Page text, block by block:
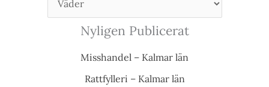
Nyligen Publicerat
Misshandel – Kalmar län
Rattfylleri – Kalmar län